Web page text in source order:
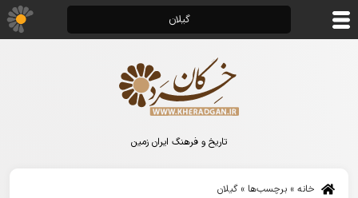
تاریخ و فرهنگ ایران زمین
خانه » برچسب‌ها » گیلان
گیلان